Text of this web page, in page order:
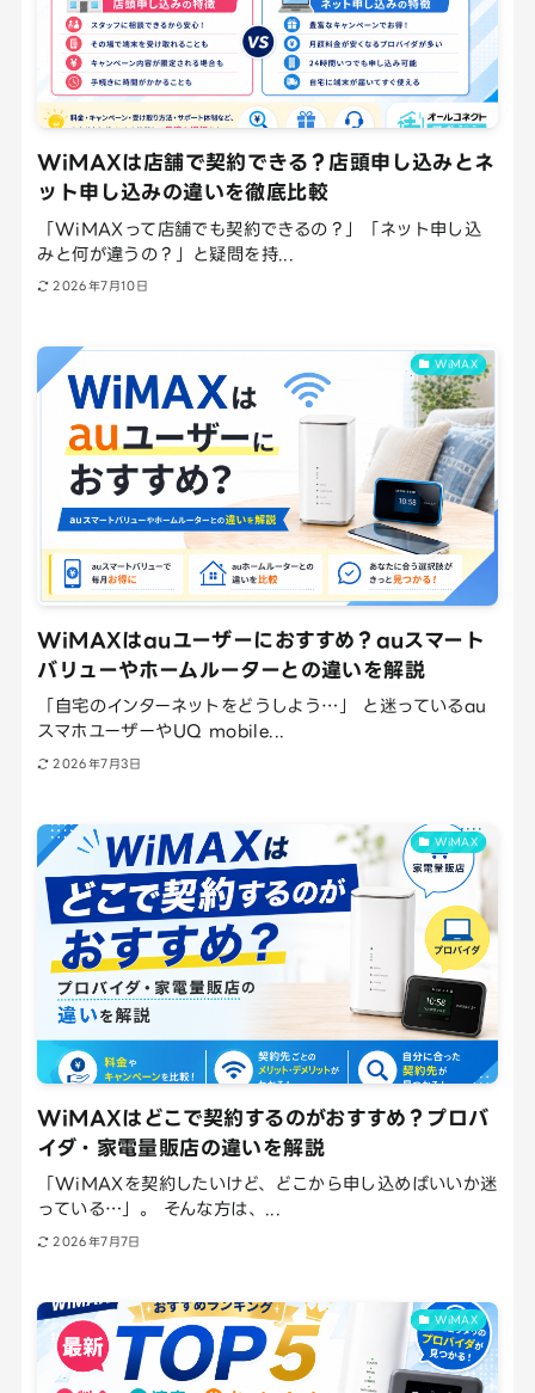
WiMAXは店舗で契約できる？店頭申し込みとネ
ット申し込みの違いを徹底比較
「WiMAXって店舗でも契約できるの？」「ネット申し込
みと何が違うの？」と疑問を持...
2026年7月10日
WiMAX
WiMAXはauユーザーにおすすめ？auスマート
バリューやホームルーターとの違いを解説
「自宅のインターネットをどうしよう…」 と迷っているau
スマホユーザーやUQ mobile...
2026年7月3日
WiMAX
WiMAXはどこで契約するのがおすすめ？プロバ
イダ・家電量販店の違いを解説
「WiMAXを契約したいけど、どこから申し込めばいいか迷
っている…」。 そんな方は、...
2026年7月7日
WiMAX